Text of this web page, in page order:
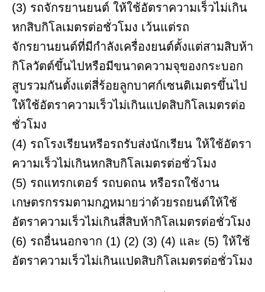
(3) รถจักรยานยนต์ ให้ใช้อัตราความเร็วไม่เกิน
หกสิบกิโลเมตรต่อชั่วโมง เว้นแต่รถ
จักรยานยนต์ที่มีกำลังเครื่องยนต์ตั้งแต่สามสิบห้า
กิโลวัตต์ขึ้นไปหรือมีขนาดความจุของกระบอก
สูบรวมกันตั้งแต่สี่ร้อยลูกบาศก์เซนติเมตรขึ้นไป
ให้ใช้อัตราความเร็วไม่เกินแปดสิบกิโลเมตรต่อ
ชั่วโมง
(4) รถโรงเรียนหรีอรถรับส่งนักเรียน ให้ใช้อัตรา
ความเร็วไม่เกินหกสิบกิโลเมตรต่อชั่วโมง
(5) รถแทรกเตอร์ รถบดถน หรือรถใช้งาน
เกษตรกรรมตามกฎหมายว่าด้วยรถยนต์ให้ใช้
อัตราความเร็วไม่เกินสี่สิบห้ากิโลเมตรต่อชั่วโมง
(6) รถอื่นนอกจาก (1) (2) (3) (4) และ (5) ให้ใช้
อัตราความเร็วไม่เกินแปดสิบกิโลเมตรต่อชั่วโมง